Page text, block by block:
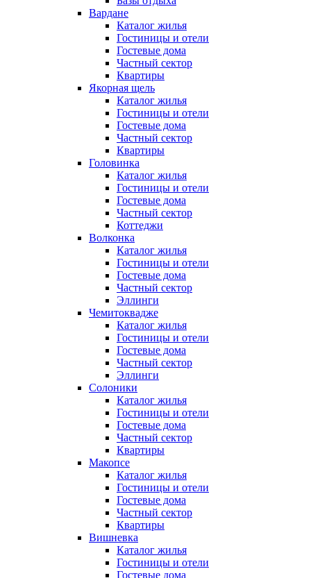
Вардане
Каталог жилья
Гостиницы и отели
Гостевые дома
Частный сектор
Квартиры
Якорная щель
Каталог жилья
Гостиницы и отели
Гостевые дома
Частный сектор
Квартиры
Головинка
Каталог жилья
Гостиницы и отели
Гостевые дома
Частный сектор
Коттеджи
Волконка
Каталог жилья
Гостиницы и отели
Гостевые дома
Частный сектор
Эллинги
Чемитоквадже
Каталог жилья
Гостиницы и отели
Гостевые дома
Частный сектор
Эллинги
Солоники
Каталог жилья
Гостиницы и отели
Гостевые дома
Частный сектор
Квартиры
Макопсе
Каталог жилья
Гостиницы и отели
Гостевые дома
Частный сектор
Квартиры
Вишневка
Каталог жилья
Гостиницы и отели
Гостевые дома